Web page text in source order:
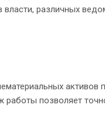
различных
активов
позволяет